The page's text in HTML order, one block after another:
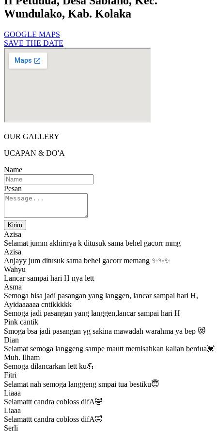
Wundulako, Kab. Kolaka
GOOGLE MAPS
SAVE THE DATE
OUR GALLERY
UCAPAN & DO'A
Name
Pesan
Kirim
Azisa
Selamat jumm akhirnya k ditusuk sama behel gacorr mmg
Azisa
Anjayy jum ditusuk sama behel gacorr memang ✨✨✨
Wahyu
Lancar sampai hari H nya lett
Asma
Semoga bisa jadi pasangan yang langgen, lancar sampai hari H,
Ayidaaaaaa cntikkkkk
Semoga jadi pasangan yang langgen,lancar sampai hari H
Pink cantik
Smoga bsa jadi pasangan yg sakina mawadah warahma ya bep 😻
Dian
Selamat semoga langgeng sampe mautt memisahkan kalian berdua💓
Muh. Ilham
Semoga dilancarkan lett ku💪
Fitri
Selamat nah semoga langgeng smpai tua bestiku😇
Liaaa
Selamattt candra cobloss difA🤣
Liaaa
Selamattt candra cobloss difA🤣
Serli